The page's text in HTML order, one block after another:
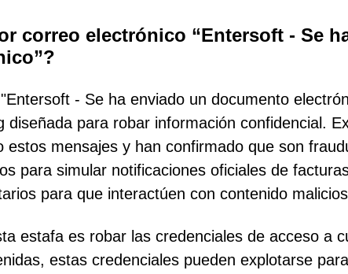
correo electrónico “Entersoft - Se
- Se ha enviado un documento
diseñada para robar información confidencial.
estos mensajes y han confirmado que son
para simular notificaciones oficiales de
para que interactúen con contenido
estafa es robar las credenciales de acceso a
estas credenciales pueden explotarse